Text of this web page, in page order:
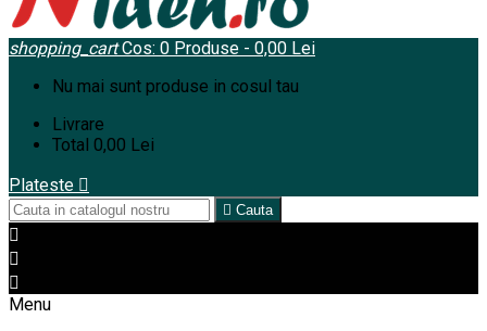
shopping_cart Cos: 0 Produse - 0,00 Lei
Nu mai sunt produse in cosul tau
Livrare
Total 0,00 Lei
Plateste 
 Cauta



Menu